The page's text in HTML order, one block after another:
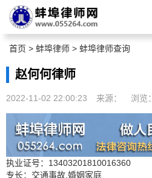
首页 > 蚌埠律师 > 蚌埠律师查询
赵何何律师
2022-11-02 22:00:23 来源： 浏览：
执业证号：13403201810016360
专长：交通事故,婚姻家庭